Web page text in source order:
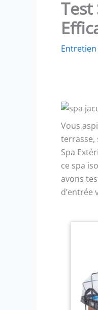
Test
Vous
terrasse,
Spa
ce spa
avons
d’entrée